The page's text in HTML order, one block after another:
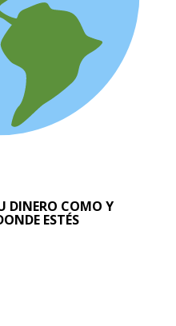
DINERO COMO Y
ESTÉS